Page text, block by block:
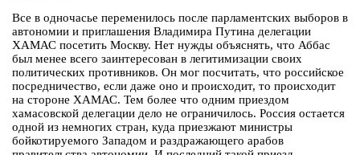
Все в одночасье переменилось после парламентских выборов в
автономии и приглашения Владимира Путина делегации
ХАМАС посетить Москву. Нет нужды объяснять, что Аббас
был менее всего заинтересован в легитимизации своих
политических противников. Он мог посчитать, что российское
посредничество, если даже оно и происходит, то происходит
на стороне ХАМАС. Тем более что одним приездом
хамасовской делегации дело не ограничилось. Россия остается
одной из немногих стран, куда приезжают министры
бойкотируемого Западом и раздражающего арабов